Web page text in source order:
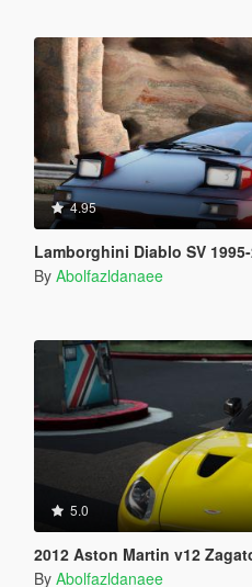
4.95
Lamborghini Diablo SV 1995-2001 [Add-On |
By Abolfazldanaee
5.0
2012 Aston Martin v12
By Abolfazldanaee